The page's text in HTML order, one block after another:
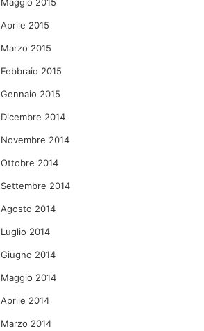
Aprile 2015
Marzo 2015
Febbraio 2015
Gennaio 2015
Dicembre 2014
Novembre 2014
Ottobre 2014
Settembre 2014
Agosto 2014
Luglio 2014
Giugno 2014
Maggio 2014
Aprile 2014
Marzo 2014